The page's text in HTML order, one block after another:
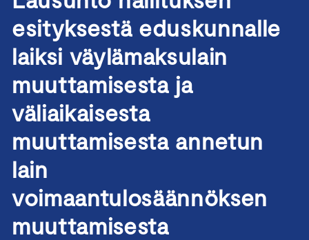
esityksestä eduskunnalle
laiksi väylämaksulain
muuttamisesta ja
väliaikaisesta
muuttamisesta annetun
lain
voimaantulosäännöksen
muuttamisesta